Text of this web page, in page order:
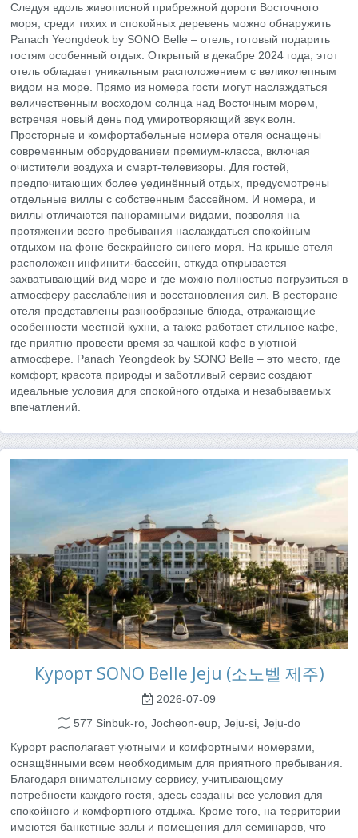
Следуя вдоль живописной прибрежной дороги Восточного
моря, среди тихих и спокойных деревень можно обнаружить
Panach Yeongdeok by SONO Belle – отель, готовый подарить
гостям особенный отдых. Открытый в декабре 2024 года, этот
отель обладает уникальным расположением с великолепным
видом на море. Прямо из номера гости могут наслаждаться
величественным восходом солнца над Восточным морем,
встречая новый день под умиротворяющий звук волн.
Просторные и комфортабельные номера отеля оснащены
современным оборудованием премиум-класса, включая
очистители воздуха и смарт-телевизоры. Для гостей,
предпочитающих более уединённый отдых, предусмотрены
отдельные виллы с собственным бассейном. И номера, и
виллы отличаются панорамными видами, позволяя на
протяжении всего пребывания наслаждаться спокойным
отдыхом на фоне бескрайнего синего моря. На крыше отеля
расположен инфинити-бассейн, откуда открывается
захватывающий вид море и где можно полностью погрузиться в
атмосферу расслабления и восстановления сил. В ресторане
отеля представлены разнообразные блюда, отражающие
особенности местной кухни, а также работает стильное кафе,
где приятно провести время за чашкой кофе в уютной
атмосфере. Panach Yeongdeok by SONO Belle – это место, где
комфорт, красота природы и заботливый сервис создают
идеальные условия для спокойного отдыха и незабываемых
впечатлений.
Курорт SONO Belle Jeju (소노벨 제주)
2026-07-09
577 Sinbuk-ro, Jocheon-eup, Jeju-si, Jeju-do
Курорт располагает уютными и комфортными номерами,
оснащёнными всем необходимым для приятного пребывания.
Благодаря внимательному сервису, учитывающему
потребности каждого гостя, здесь созданы все условия для
спокойного и комфортного отдыха. Кроме того, на территории
имеются банкетные залы и помещения для семинаров, что